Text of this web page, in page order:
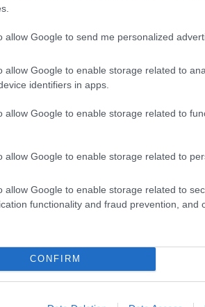
allow Google to send me personalized
allow Google to enable storage related to
identifiers in apps.
allow Google to enable storage related to
allow Google to enable storage related to
allow Google to enable storage related to
functionality and fraud prevention, and
CONFIRM
EBITDA στο α'
κέρδη 313 εκατ.
ευρώ σε 843
πενταετές
IAB Hellas: Νέα Διοικούσα
Διοικητικό Συμβούλιο -